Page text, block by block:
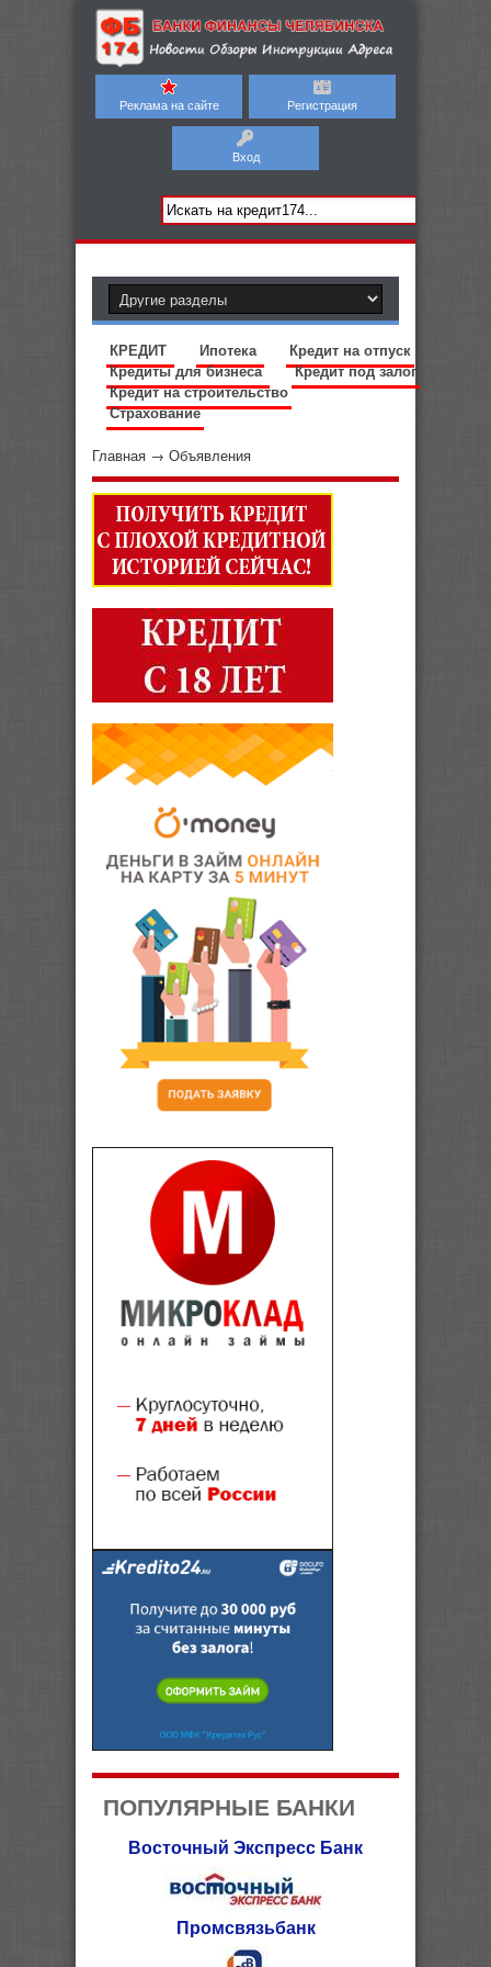
Реклама на сайте Регистрация
Вход
КРЕДИТ Ипотека
Кредит на отпуск
Кредиты для бизнеса
Кредит под залог
Кредит на строительство
Страхование
Главная → Объявления
ПОПУЛЯРНЫЕ БАНКИ
Восточный Экспресс Банк
Промсвязьбанк